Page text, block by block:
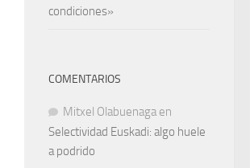
condiciones»
COMENTARIOS
Mitxel Olabuenaga en
Selectividad Euskadi: algo huele
a podrido